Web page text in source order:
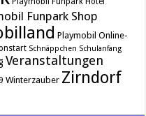
Funpark Shop
Playmobil Online-
Schnäppchen Schulanfang
Veranstaltungen
Winterzauber Zirndorf